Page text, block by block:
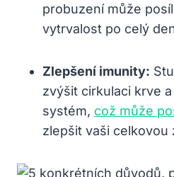
probuzení může
vytrvalost po celý
Zlepšení imunity:
zvýšit cirkulaci krve
systém, což může
zlepšit vaši celkovou